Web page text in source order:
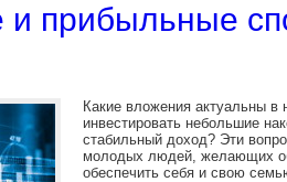
и прибыльные
Какие вложения актуальны
инвестировать небольшие
стабильный доход? Эти
молодых людей, желающих
обеспечить себя и свою